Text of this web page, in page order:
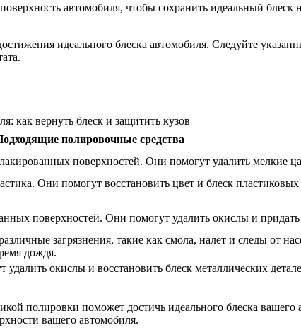
автомобиля, чтобы сохранить идеальный блеск
идеального блеска автомобиля. Следуйте
полировочные средства
поверхностей. Они помогут удалить мелкие
Они помогут восстановить цвет и блеск пластиковых
поверхностей. Они помогут удалить окислы и
загрязнения, такие как смола, налет и следы от
дождя.
окислы и восстановить блеск металлических
полировки поможет достичь идеального блеска вашего
вашего автомобиля.